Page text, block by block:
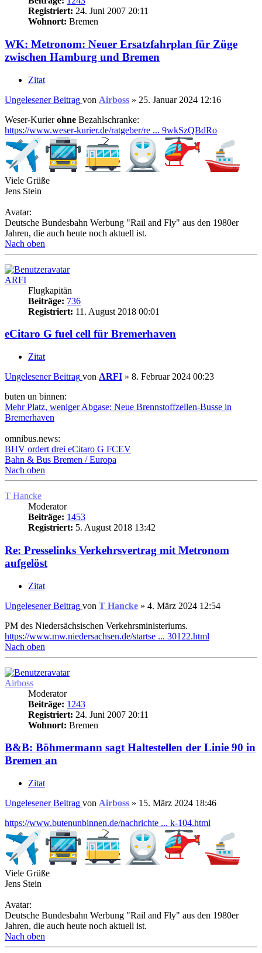
Registriert: 24. Juni 2007 20:11
Wohnort: Bremen
WK: Metronom: Neuer Ersatzfahrplan für Züge
zwischen Hamburg und Bremen
Zitat
Ungelesener Beitrag von Airboss » 25. Januar 2024 12:16
Weser-Kurierohne Bezahlschranke:
https://www.weser-kurier.de/ratgeber/re ... 9wkSzQBdRo
Viele Grüße
Jens Stein
Avatar:
Deutsche Bundesbahn Werbung "Rail and Fly" aus den 1980er
Jahren, die auch heute noch aktuell ist.
Nach oben
ARFI
Flugkapitän
Beiträge: 736
Registriert: 11. August 2018 00:01
eCitaro G fuel cell für Bremerhaven
Zitat
Ungelesener Beitrag von ARFI » 8. Februar 2024 00:23
buten un binnen:
Mehr Platz, weniger Abgase: Neue Brennstoffzellen-Busse in
Bremerhaven
omnibus.news:
BHV ordert drei eCitaro G FCEV
Bahn & Bus Bremen / Europa
Nach oben
T Hancke
Moderator
Beiträge: 1453
Registriert: 5. August 2018 13:42
Re: Presselinks Verkehrsvertrag mit Metronom
aufgelöst
Zitat
Ungelesener Beitrag von T Hancke » 4. März 2024 12:54
PM des Niedersächsischen Verkehrsministeriums.
https://www.mw.niedersachsen.de/startse ... 30122.html
Nach oben
Airboss
Moderator
Beiträge: 1243
Registriert: 24. Juni 2007 20:11
Wohnort: Bremen
B&B: Böhmermann sagt Haltestellen der Linie 90 in
Bremen an
Zitat
Ungelesener Beitrag von Airboss » 15. März 2024 18:46
https://www.butenunbinnen.de/nachrichte ... k-104.html
Viele Grüße
Jens Stein
Avatar:
Deutsche Bundesbahn Werbung "Rail and Fly" aus den 1980er
Jahren, die auch heute noch aktuell ist.
Nach oben